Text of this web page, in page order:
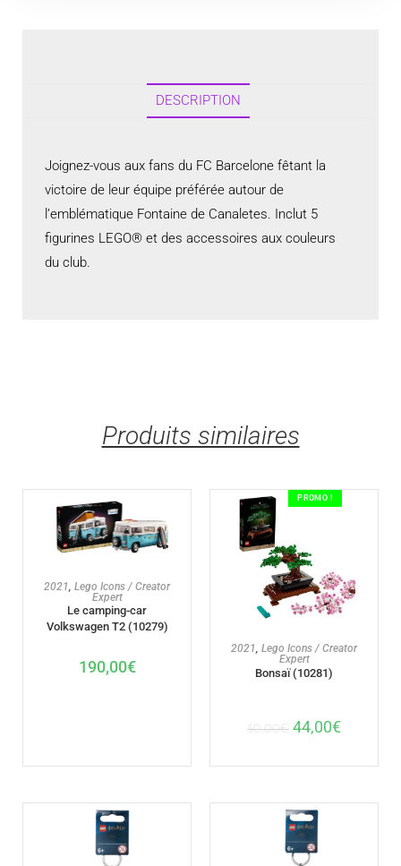
DESCRIPTION
Joignez-vous aux fans du FC Barcelone fêtant la
victoire de leur équipe préférée autour de
l’emblématique Fontaine de Canaletes. Inclut 5
figurines LEGO® et des accessoires aux couleurs
du club.
Produits similaires
AJOUTER AU PANIER
2021, Lego Icons / Creator
Expert
Le camping-car
Volkswagen T2 (10279)
190,00€
PROMO !
AJOUTER AU PANIER
2021, Lego Icons / Creator
Expert
Bonsaï (10281)
50,00€ 44,00€